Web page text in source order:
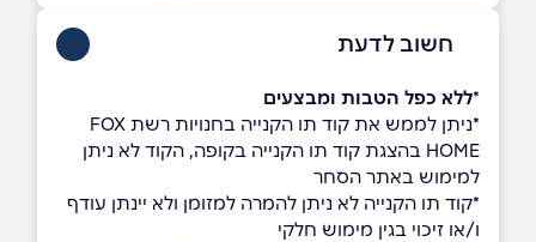
חשוב לדעת
*ללא כפל הטבות ומבצעים
*ניתן לממש את קוד תו הקנייה בחנויות רשת FOX
HOME בהצגת קוד תו הקנייה בקופה, הקוד לא ניתן
למימוש באתר הסחר
*קוד תו הקנייה לא ניתן להמרה למזומן ולא יינתן עודף
ו/או זיכוי בגין מימוש חלקי